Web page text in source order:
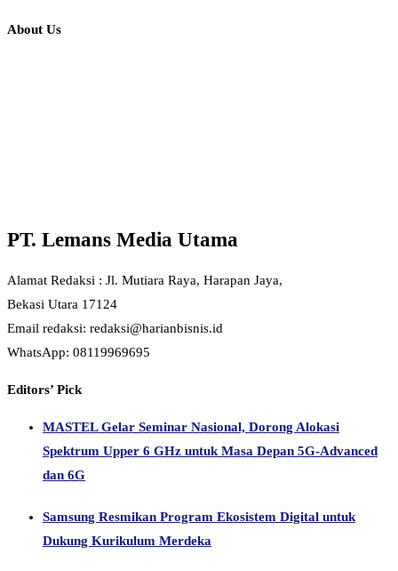
About Us
PT. Lemans Media Utama
Alamat Redaksi : Jl. Mutiara Raya, Harapan Jaya,
Bekasi Utara 17124
Email redaksi: redaksi@harianbisnis.id
WhatsApp: 08119969695
Editors’ Pick
MASTEL Gelar Seminar Nasional, Dorong Alokasi
Spektrum Upper 6 GHz untuk Masa Depan 5G-Advanced
dan 6G
Samsung Resmikan Program Ekosistem Digital untuk
Dukung Kurikulum Merdeka